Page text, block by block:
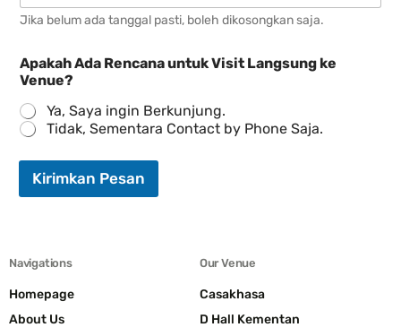
k
s
1
Jika belum ada tanggal pasti, boleh dikosongkan saja.
Apakah Ada Rencana untuk Visit Langsung ke
Venue?
Ya, Saya ingin Berkunjung.
Tidak, Sementara Contact by Phone Saja.
W
a
p
*
L
Kirimkan Pesan
Navigations
Homepage
About Us
Our Venue
Casakhasa
D Hall Kementan